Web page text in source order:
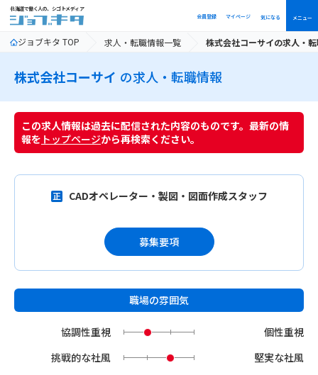
北海道で働く人の、シゴトメディア
会員登録
マイページ 気になる メニュー
ジョブキタ TOP 求人・転職情報一覧 株式会社コーサイの求人・
株式会社コーサイ の求人・転職情報
この求人情報は過去に配信された内容のものです。最新の情
報を トップページから再検索ください。
CADオペレーター・製図・図面作成スタッフ
募集要項
職場の雰囲気
協調性重視
個性重視
挑戦的な社風
堅実な社風